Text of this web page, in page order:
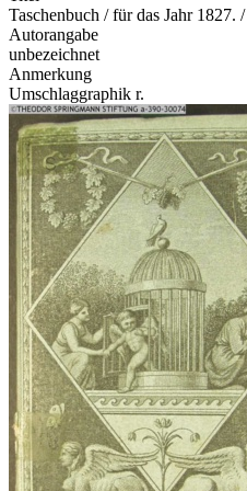
Taschenbuch / für das Jahr
Autorangabe
unbezeichnet
Anmerkung
Umschlaggraphik r.